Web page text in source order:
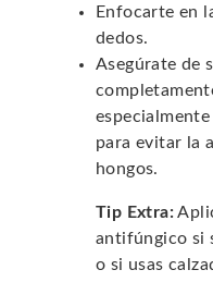
Enfocarte en
dedos.
Asegúrate de
para evitar la
hongos.
Tip Extra:
antifúngico si
o si usas